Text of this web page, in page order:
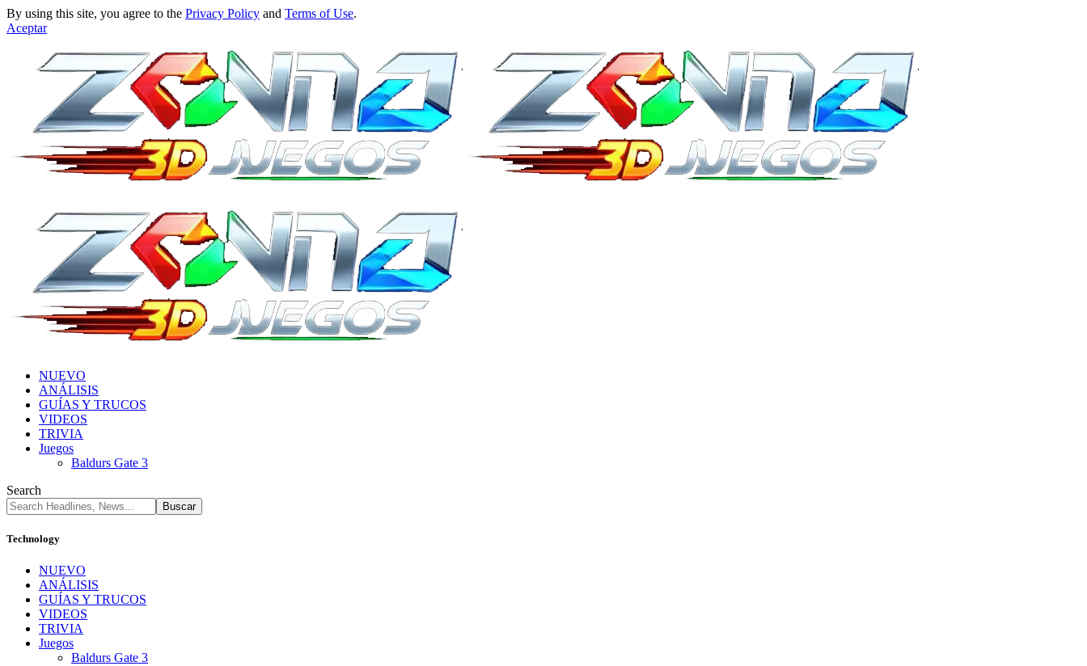
By using this site, you agree to the Privacy Policy and Terms of Use.
Aceptar
NUEVO
ANÁLISIS
GUÍAS Y TRUCOS
VIDEOS
TRIVIA
Juegos
Baldurs Gate 3
Search
Technology
NUEVO
ANÁLISIS
GUÍAS Y TRUCOS
VIDEOS
TRIVIA
Juegos
Baldurs Gate 3